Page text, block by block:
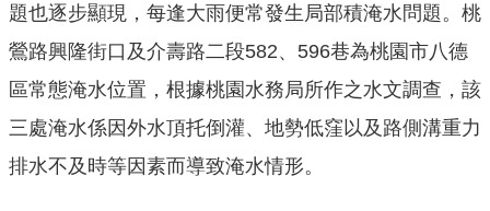
民
服
務
政
資
題也逐步顯現，每逢大雨便常發生局部積淹水問題。桃
鶯路興隆街口及介壽路二段582、596巷為桃園市八德
區常態淹水位置，根據桃園水務局所作之水文調查，該
三處淹水係因外水頂托倒灌、地勢低窪以及路側溝重力
排水不及時等因素而導致淹水情形。